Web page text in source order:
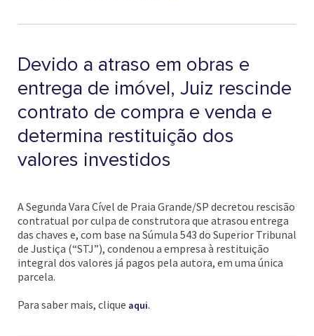
Devido a atraso em obras e
entrega de imóvel, Juiz rescinde
contrato de compra e venda e
determina restituição dos
valores investidos
A Segunda Vara Cível de Praia Grande/SP decretou rescisão
contratual por culpa de construtora que atrasou entrega
das chaves e, com base na Súmula 543 do Superior Tribunal
de Justiça (“STJ”), condenou a empresa à restituição
integral dos valores já pagos pela autora, em uma única
parcela.
Para saber mais, clique aqui.